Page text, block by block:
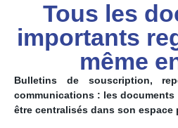
Tous les
importants
même
Bulletins de souscription,
communications : les documents
être centralisés dans son espace